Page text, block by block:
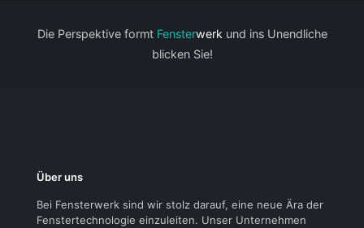
Die Perspektive formt Fensterwerk und ins Unendliche
blicken Sie!
Über uns
Bei Fensterwerk sind wir stolz darauf, eine neue Ära der
Fenstertechnologie einzuleiten. Unser Unternehmen